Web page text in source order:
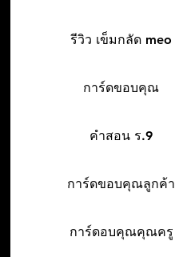
รีวิว เข็มกลัด meo
การ์ดขอบคุณ
คำสอน ร.9
การ์ดขอบคุณลูกค้า
การ์ดอบคุณคุณครู